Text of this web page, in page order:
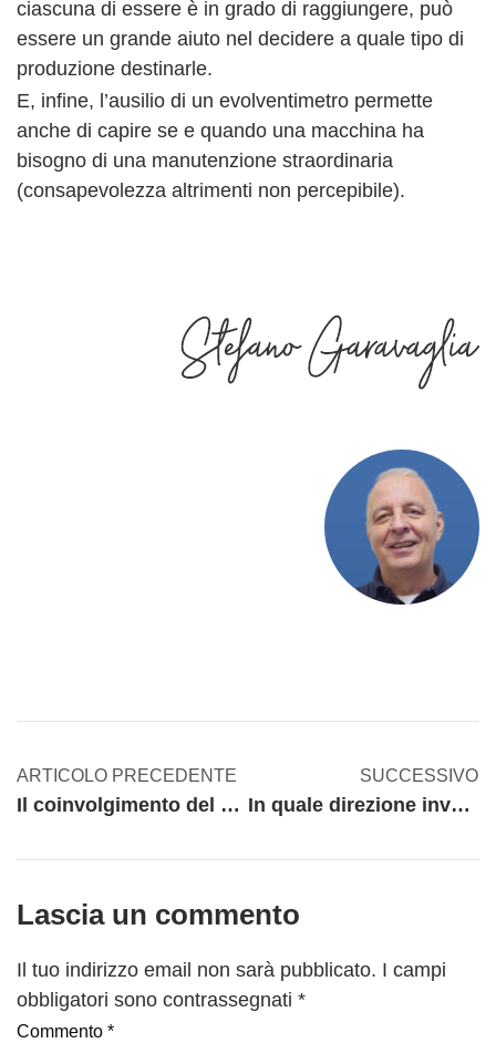
ciascuna di essere è in grado di raggiungere, può
essere un grande aiuto nel decidere a quale tipo di
produzione destinarle.
E, infine, l’ausilio di un evolventimetro permette
anche di capire se e quando una macchina ha
bisogno di una manutenzione straordinaria
(consapevolezza altrimenti non percepibile).
ARTICOLO PRECEDENTE
Il coinvolgimento del personale nel processo di miglioramento continuo
SUCCESSIVO
In quale direzione investire? I consigli del Direttore Generale di A.P.I.
Lascia un commento
Il tuo indirizzo email non sarà pubblicato. I campi
obbligatori sono contrassegnati *
Commento *